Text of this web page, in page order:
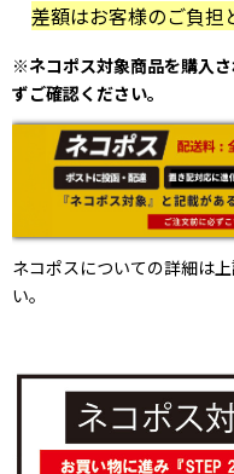
差額はお客様のご負担
※ネコポス対象商品を購入
ずご確認ください。
ネコポスについての詳細は
い。